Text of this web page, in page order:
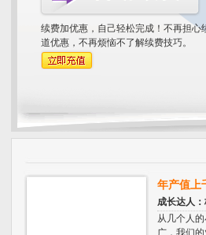
续费加优惠，自己轻松完成！不再担心
道优惠，不再烦恼不了解续费技巧。
年产值上
成长达人
从几个人
广，我们